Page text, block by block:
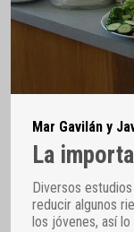
Mar Gavilán y
La
Diversos
reducir algunos
los jóvenes, así